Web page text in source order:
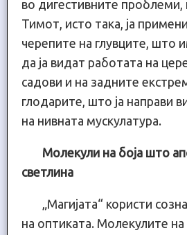
во дигестивните проблеми,
Тимот, исто така, ја
черепите на глувците, што
да ја видат работата на
садови и на задните
глодарите, што ја направи
на нивната мускулатура.
Молекули на боја што
светлина
„Магијата“ користи
на оптиката. Молекулите